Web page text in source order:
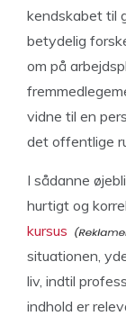
kendskabet til
betydelig
om på
vidne til en
det offentlige
I sådanne
hurtigt og
kursus
situationen,
liv, indtil
indhold er